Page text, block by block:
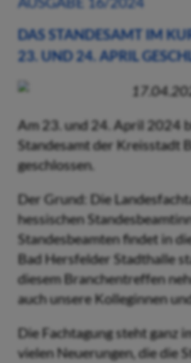
DAS STANDESAMT IM
23. UND 24. APRIL
Am 23. und 24. April 2024
Standesamt der Kreisstadt
geschlossen.
Der Grund: Die
hessischen
Standesbeamten findet in
Bad Hersfelder Stadthalle
diesem Branchentreffen
auch unsere Kolleginnen
Die Fachtagung steht ganz
vielen Neuerungen, die die